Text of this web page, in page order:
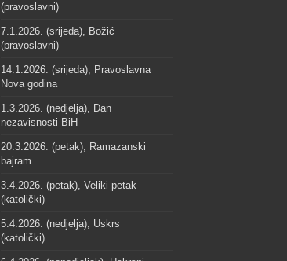
(pravoslavni)
7.1.2026. (srijeda), Božić
(pravoslavni)
14.1.2026. (srijeda), Pravoslavna
Nova godina
1.3.2026. (nedjelja), Dan
nezavisnosti BiH
20.3.2026. (petak), Ramazanski
bajram
3.4.2026. (petak), Veliki petak
(katolički)
5.4.2026. (nedjelja), Uskrs
(katolički)